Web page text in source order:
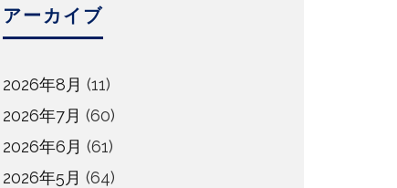
アーカイブ
2026年8月 (11)
2026年7月 (60)
2026年6月 (61)
2026年5月 (64)